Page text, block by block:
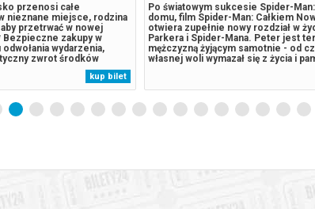
przenosi całe
nieznane miejsce, rodzina
przetrwać w nowej
zakupy w
wydarzenia,
zwrot środków
wysyłanym na adres
kup bilet
Po światowym sukcesie Spider-
domu, film Spider-Man: Całkiem
otwiera zupełnie nowy rozdział w
Parkera i Spider-Mana. Peter jest
mężczyzną żyjącym samotnie - od
własnej woli wymazał się z życia i
których kochał. Walcząc z
Nowym Jorku, który nie zna już
pełni poświęcił się ochronie